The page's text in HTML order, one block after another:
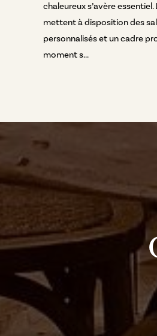
chaleureux s’avère
mettent à disposition des
personnalisés et un cadre
moment s...